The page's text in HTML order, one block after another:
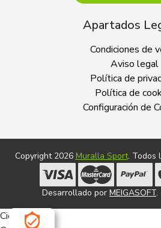
Apartados
Condiciones de
Aviso legal
Política de
Política de
Configuración de
Copyright 2026 Muralla Sport. Todos
Desarrollado por MEIGASOFT.
Cierra